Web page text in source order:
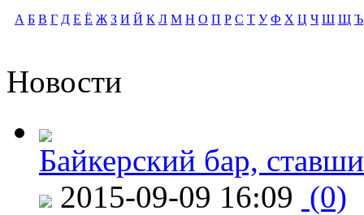
А Б В Г Д Е Ё Ж З И Й К Л М Н О П Р С Т У Ф Х Ц Ч Ш Щ Ъ
Новости
Байкерский бар,
2015-09-09 16:09 (0)